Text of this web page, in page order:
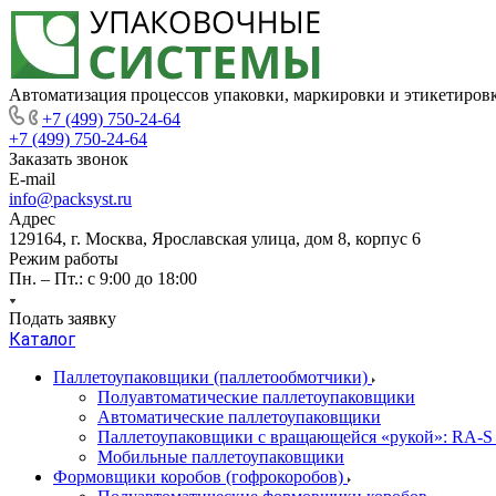
Автоматизация процессов упаковки, маркировки и
+7 (499) 750-24-64
+7 (499) 750-24-64
Заказать звонок
E-mail
info@packsyst.ru
Адрес
129164, г. Москва, Ярославская улица, дом 8, корпус 6
Режим работы
Пн. – Пт.: с 9:00 до 18:00
Подать заявку
Каталог
Паллетоупаковщики (паллетообмотчики)
Полуавтоматические паллетоупаковщики
Автоматические паллетоупаковщики
Паллетоупаковщики с вращающейся «рукой»: RA-
Мобильные паллетоупаковщики
Формовщики коробов (гофрокоробов)